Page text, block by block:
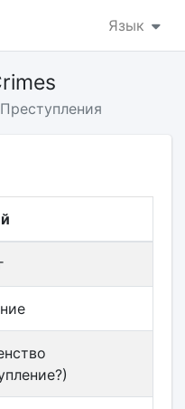
Язык
Преступления